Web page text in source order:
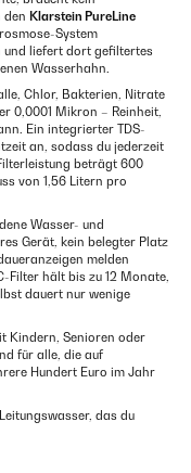
den Klarstein PureLine
System
und liefert dort gefiltertes
Wasserhahn.
Chlor, Bakterien, Nitrate
0,0001 Mikron – Reinheit,
Ein integrierter TDS-
an, sodass du jederzeit
beträgt 600
von 1,56 Litern pro
Wasser- und
Gerät, kein belegter Platz
melden
Filter hält bis zu 12 Monate,
dauert nur wenige
Kindern, Senioren oder
für alle, die auf
Hundert Euro im Jahr
das du